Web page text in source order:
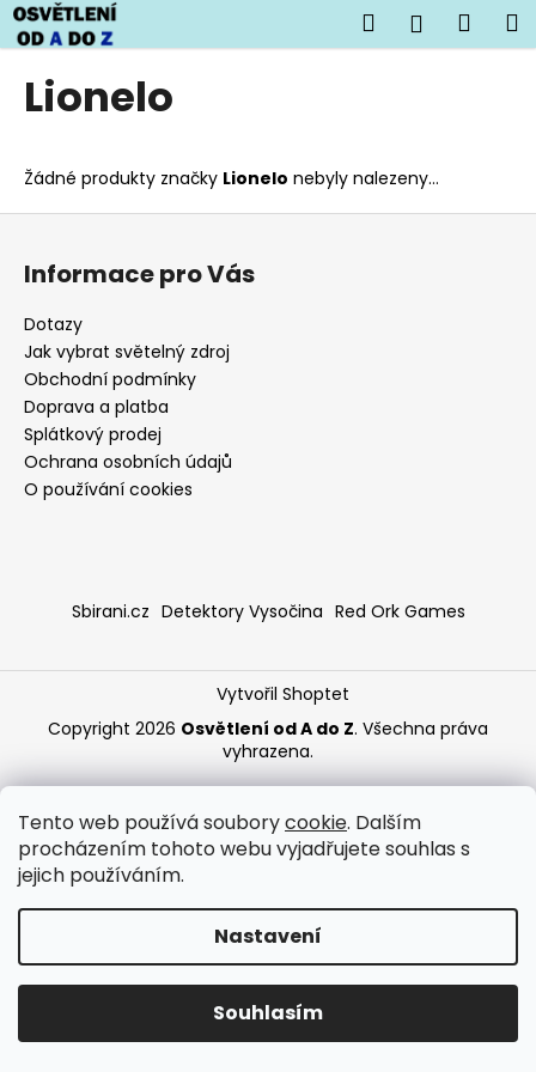
Tento web používá souborycookie. Dalším
procházením tohoto webu vyjadřujete souhlas s
jejich používáním.
Nastavení
Souhlasím
Přejít
na
obsah
Hledat
Lionelo
Žádné produkty značky Lionelo nebyly nalezeny...
K
o
o
p
o
t
ř
e
b
u
j
e
t
e
t
HLEDAT
Z
Informace pro Vás
Dotazy
Jak vybrat světelný zdroj
Obchodní podmínky
Doprava a platba
Splátkový prodej
Ochrana osobních údajů
O používání cookies
Sbirani.cz Detektory Vysočina Red Ork Games
Vytvořil Shoptet
Copyright 2026 Osvětlení od A do Z. Všechna práva
vyhrazena.